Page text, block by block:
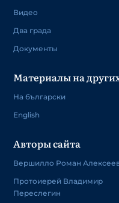
Видео
Два града
Документы
Материалы на
На български
English
Авторы сайта
Вершилло Роман
Протоиерей Владимир
Переслегин